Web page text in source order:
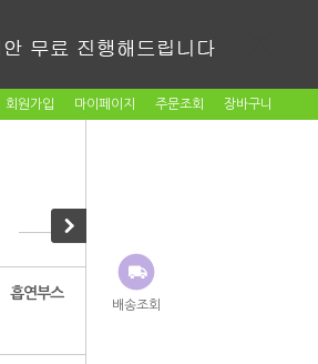
배송조회
회원가입 마이페이지 주문조회 장바구니
흡연부스 암롤박스